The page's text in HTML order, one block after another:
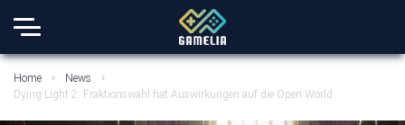
Home
News
Dying Light 2: Fraktionswahl hat Auswirkungen auf die Open World